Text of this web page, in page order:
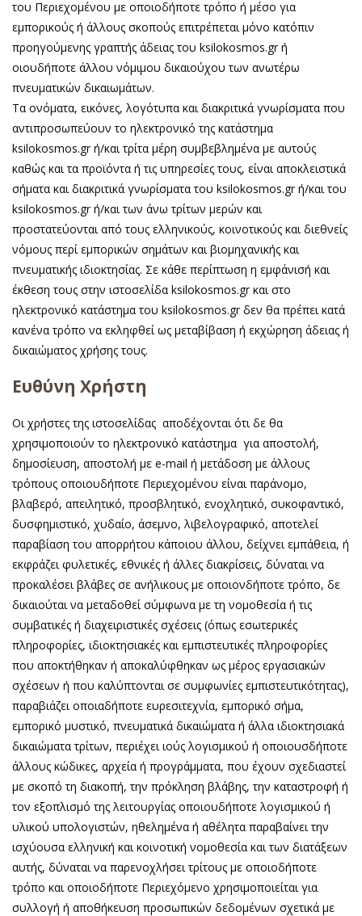
του Περιεχομένου με οποιοδήποτε τρόπο ή μέσο για
εμπορικούς ή άλλους σκοπούς επιτρέπεται μόνο κατόπιν
προηγούμενης γραπτής άδειας του ksilokosmos.gr ή
οιουδήποτε άλλου νόμιμου δικαιούχου των ανωτέρω
πνευματικών δικαιωμάτων.
Τα ονόματα, εικόνες, λογότυπα και διακριτικά γνωρίσματα που
αντιπροσωπεύουν το ηλεκτρονικό της κατάστημα
ksilokosmos.gr ή/και τρίτα μέρη συμβεβλημένα με αυτούς
καθώς και τα προϊόντα ή τις υπηρεσίες τους, είναι αποκλειστικά
σήματα και διακριτικά γνωρίσματα του ksilokosmos.gr ή/και του
ksilokosmos.gr ή/και των άνω τρίτων μερών και
προστατεύονται από τους ελληνικούς, κοινοτικούς και διεθνείς
νόμους περί εμπορικών σημάτων και βιομηχανικής και
πνευματικής ιδιοκτησίας. Σε κάθε περίπτωση η εμφάνισή και
έκθεση τους στην ιστοσελίδα ksilokosmos.gr και στο
ηλεκτρονικό κατάστημα του ksilokosmos.gr δεν θα πρέπει κατά
κανένα τρόπο να εκληφθεί ως μεταβίβαση ή εκχώρηση άδειας ή
δικαιώματος χρήσης τους.
Ευθύνη Χρήστη
Οι χρήστες της ιστοσελίδας αποδέχονται ότι δε θα
χρησιμοποιούν το ηλεκτρονικό κατάστημα για αποστολή,
δημοσίευση, αποστολή με e-mail ή μετάδοση με άλλους
τρόπους οποιουδήποτε Περιεχομένου είναι παράνομο,
βλαβερό, απειλητικό, προσβλητικό, ενοχλητικό, συκοφαντικό,
δυσφημιστικό, χυδαίο, άσεμνο, λιβελογραφικό, αποτελεί
παραβίαση του απορρήτου κάποιου άλλου, δείχνει εμπάθεια, ή
εκφράζει φυλετικές, εθνικές ή άλλες διακρίσεις, δύναται να
προκαλέσει βλάβες σε ανήλικους με οποιονδήποτε τρόπο, δε
δικαιούται να μεταδοθεί σύμφωνα με τη νομοθεσία ή τις
συμβατικές ή διαχειριστικές σχέσεις (όπως εσωτερικές
πληροφορίες, ιδιοκτησιακές και εμπιστευτικές πληροφορίες
που αποκτήθηκαν ή αποκαλύφθηκαν ως μέρος εργασιακών
σχέσεων ή που καλύπτονται σε συμφωνίες εμπιστευτικότητας),
παραβιάζει οποιαδήποτε ευρεσιτεχνία, εμπορικό σήμα,
εμπορικό μυστικό, πνευματικά δικαιώματα ή άλλα ιδιοκτησιακά
δικαιώματα τρίτων, περιέχει ιούς λογισμικού ή οποιουσδήποτε
άλλους κώδικες, αρχεία ή προγράμματα, που έχουν σχεδιαστεί
με σκοπό τη διακοπή, την πρόκληση βλάβης, την καταστροφή ή
τον εξοπλισμό της λειτουργίας οποιουδήποτε λογισμικού ή
υλικού υπολογιστών, ηθελημένα ή αθέλητα παραβαίνει την
ισχύουσα ελληνική και κοινοτική νομοθεσία και των διατάξεων
αυτής, δύναται να παρενοχλήσει τρίτους με οποιοδήποτε
τρόπο και οποιοδήποτε Περιεχόμενο χρησιμοποιείται για
συλλογή ή αποθήκευση προσωπικών δεδομένων σχετικά με